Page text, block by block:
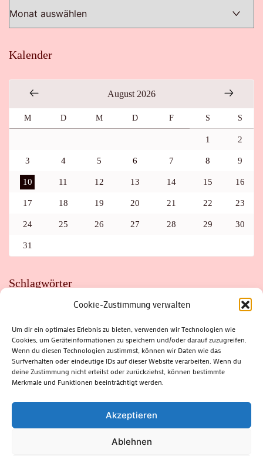
Cookie-Zustimmung verwalten
Um dir ein optimales Erlebnis zu bieten, verwenden wir Technologien wie
Cookies, um Geräteinformationen zu speichern und/oder darauf zuzugreifen.
Wenn du diesen Technologien zustimmst, können wir Daten wie das
Surfverhalten oder eindeutige IDs auf dieser Website verarbeiten. Wenn du
deine Zustimmung nicht erteilst oder zurückziehst, können bestimmte
Merkmale und Funktionen beeinträchtigt werden.
Akzeptieren
Ablehnen
Kalender
August 2026
M D M D F S S
1 2
3 4 5 6 7 8 9
10 11 12 13 14 15 16
17 18 19 20 21 22 23
24 25 26 27 28 29 30
31
Schlagwörter
FAHRRAD
FLOHMARKT FOLK GEWINNSPIEL
HITZE
HITZEFALLE AUTO
IRISH DANCE JAZZ
KABARETT
KINDER
KIRMES KLASSIK
KLEINE SUHLER REIHE
KRIMI
KULTUR LESUNG LOTTO
MEININGEN
PARASITEN
PILZE SCHLEUSINGEN
SCHULWEG
SOMMERFERIEN
SPORT SRH
STADTFEST
STADTMARKETING
STRASSENSPERRUNG
SUHL
SUHLER FRÜHLING
SUHLER STADTMARKETING
THÜRINGER WALD
ZELLA-MEHLIS